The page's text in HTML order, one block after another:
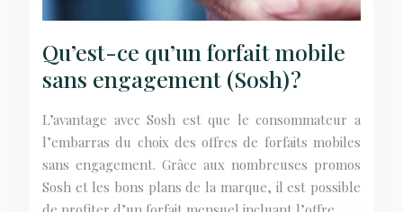
Qu’est-ce qu’un forfait mobile
sans engagement (Sosh) ?
L’avantage avec Sosh est que le consommateur a
l’embarras du choix des offres de forfaits mobiles
sans engagement. Grâce aux nombreuses promos
Sosh et les bons plans de la marque, il est possible